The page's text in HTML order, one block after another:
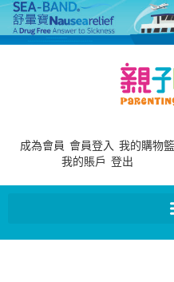
成為會員 會員登入 我的購物籃
我的賬戶 登出